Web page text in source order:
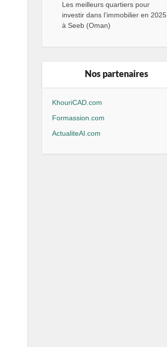
Les meilleurs quartiers pour
investir dans l’immobilier en 2025
à Seeb (Oman)
Nos partenaires
KhouriCAD.com
Formassion.com
ActualiteAI.com